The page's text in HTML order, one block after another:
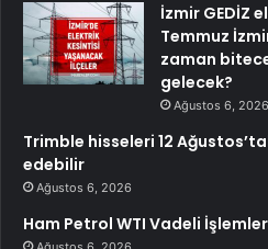
İzmir GEDİZ
Temmuz
zaman
gelecek?
Ağustos 6, 2026
Trimble hisseleri 12
edebilir
Ağustos 6, 2026
Ham Petrol WTI Vadeli